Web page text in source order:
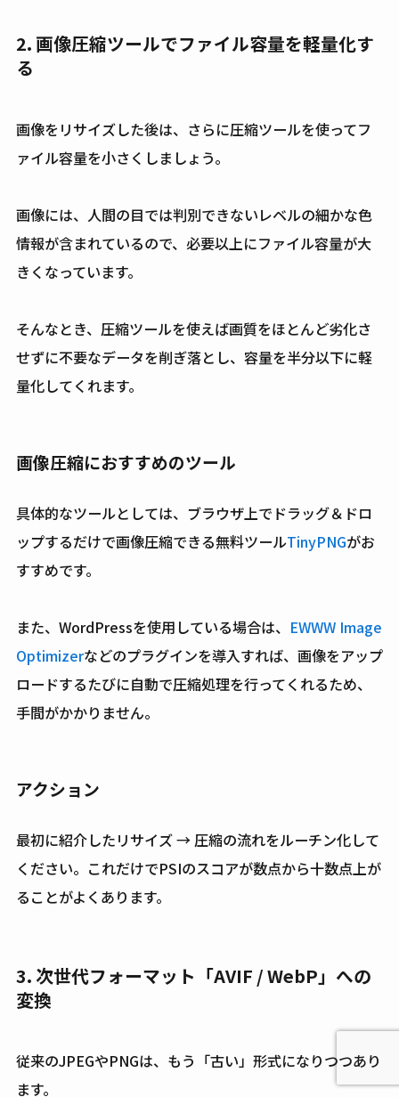
2. 画像圧縮ツールでファイル容量を軽量化す
る
画像をリサイズした後は、さらに圧縮ツールを使ってフ
ァイル容量を小さくしましょう。
画像には、人間の目では判別できないレベルの細かな色
情報が含まれているので、必要以上にファイル容量が大
きくなっています。
そんなとき、圧縮ツールを使えば画質をほとんど劣化さ
せずに不要なデータを削ぎ落とし、容量を半分以下に軽
量化してくれます。
画像圧縮におすすめのツール
具体的なツールとしては、ブラウザ上でドラッグ＆ドロ
ップするだけで画像圧縮できる無料ツールTinyPNGがお
すすめです。
また、WordPressを使用している場合は、 EWWW Image
Optimizerなどのプラグインを導入すれば、画像をアップ
ロードするたびに自動で圧縮処理を行ってくれるため、
手間がかかりません。
アクション
最初に紹介したリサイズ → 圧縮の流れをルーチン化して
ください。これだけでPSIのスコアが数点から十数点上が
ることがよくあります。
3. 次世代フォーマット「AVIF / WebP」への
変換
従来のJPEGやPNGは、もう「古い」形式になりつつあり
ます。